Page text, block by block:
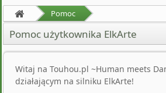
Pomoc
Pomoc użytkownika ElkArte
Witaj na Touhou.pl ~Human meets
działającym na silniku ElkArte!